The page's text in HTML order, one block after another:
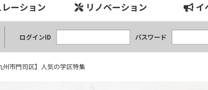
ーション リノベーション イ
ログインID パスワード
州市門司区】人気の学区特集